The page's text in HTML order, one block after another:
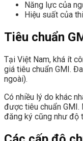
Năng lực của
Hiệu suất của
Tiêu chuẩn
Tại Việt Nam, khá ít
giá tiêu chuẩn GMI.
ngoài).
Có nhiều lý do khác
được tiêu chuẩn
đăng ký cũng như độ